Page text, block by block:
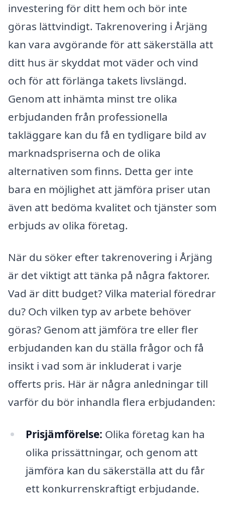
investering för ditt hem och bör inte
göras lättvindigt. Takrenovering i Årjäng
kan vara avgörande för att säkerställa att
ditt hus är skyddat mot väder och vind
och för att förlänga takets livslängd.
Genom att inhämta minst tre olika
erbjudanden från professionella
takläggare kan du få en tydligare bild av
marknadspriserna och de olika
alternativen som finns. Detta ger inte
bara en möjlighet att jämföra priser utan
även att bedöma kvalitet och tjänster som
erbjuds av olika företag.
När du söker efter takrenovering i Årjäng
är det viktigt att tänka på några faktorer.
Vad är ditt budget? Vilka material föredrar
du? Och vilken typ av arbete behöver
göras? Genom att jämföra tre eller fler
erbjudanden kan du ställa frågor och få
insikt i vad som är inkluderat i varje
offerts pris. Här är några anledningar till
varför du bör inhandla flera erbjudanden:
Prisjämförelse: Olika företag kan ha
olika prissättningar, och genom att
jämföra kan du säkerställa att du får
ett konkurrenskraftigt erbjudande.